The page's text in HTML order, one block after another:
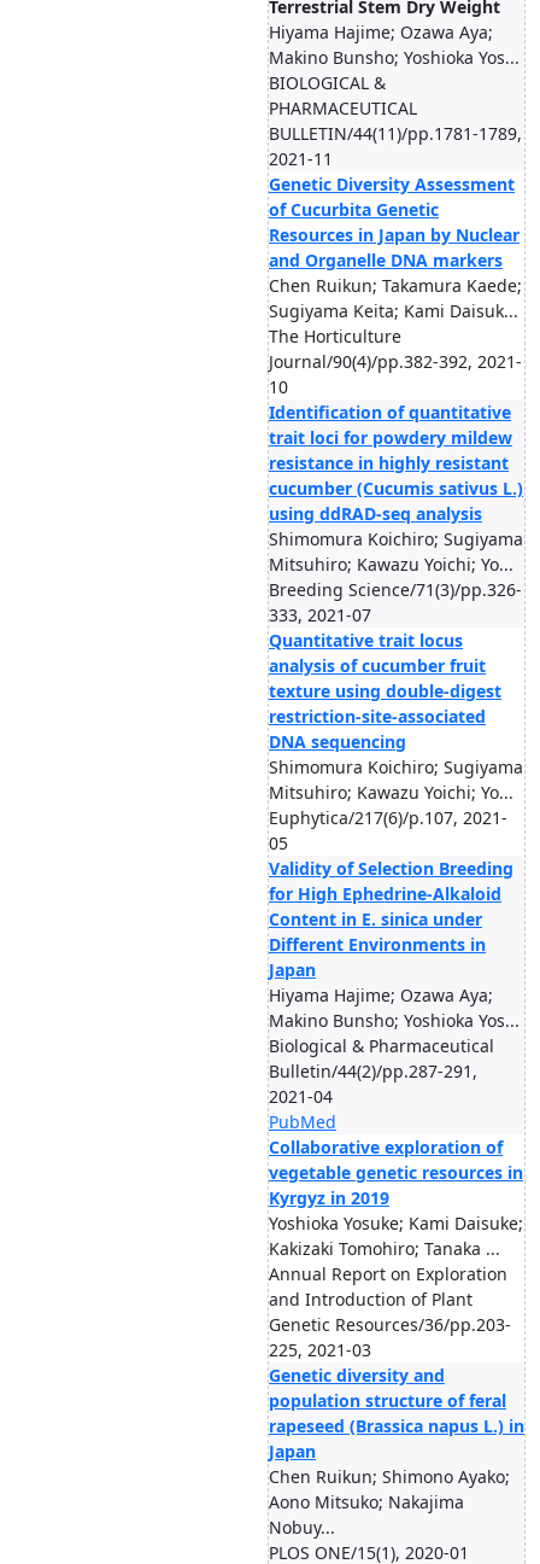
Terrestrial Stem Dry Weight
Hiyama Hajime; Ozawa Aya;
Makino Bunsho; Yoshioka Yos...
BIOLOGICAL &
PHARMACEUTICAL
BULLETIN/44(11)/pp.1781-1789,
2021-11
Genetic Diversity Assessment
of Cucurbita Genetic
Resources in Japan by Nuclear
and Organelle DNA markers
Chen Ruikun; Takamura Kaede;
Sugiyama Keita; Kami Daisuk...
The Horticulture
Journal/90(4)/pp.382-392, 2021-
10
Identification of quantitative
trait loci for powdery mildew
resistance in highly resistant
cucumber (Cucumis sativus L.)
using ddRAD-seq analysis
Shimomura Koichiro; Sugiyama
Mitsuhiro; Kawazu Yoichi; Yo...
Breeding Science/71(3)/pp.326-
333, 2021-07
Quantitative trait locus
analysis of cucumber fruit
texture using double-digest
restriction-site-associated
DNA sequencing
Shimomura Koichiro; Sugiyama
Mitsuhiro; Kawazu Yoichi; Yo...
Euphytica/217(6)/p.107, 2021-
05
Validity of Selection Breeding
for High Ephedrine-Alkaloid
Content in E. sinica under
Different Environments in
Japan
Hiyama Hajime; Ozawa Aya;
Makino Bunsho; Yoshioka Yos...
Biological & Pharmaceutical
Bulletin/44(2)/pp.287-291,
2021-04
PubMed
Collaborative exploration of
vegetable genetic resources in
Kyrgyz in 2019
Yoshioka Yosuke; Kami Daisuke;
Kakizaki Tomohiro; Tanaka ...
Annual Report on Exploration
and Introduction of Plant
Genetic Resources/36/pp.203-
225, 2021-03
Genetic diversity and
population structure of feral
rapeseed (Brassica napus L.) in
Japan
Chen Ruikun; Shimono Ayako;
Aono Mitsuko; Nakajima
Nobuy...
PLOS ONE/15(1), 2020-01